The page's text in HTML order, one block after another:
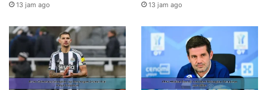
13 jam ago 13 jam ago